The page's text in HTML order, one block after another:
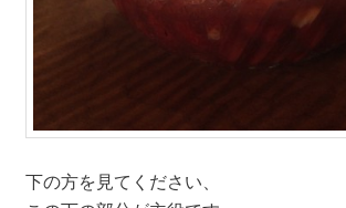
下の方を見てください、